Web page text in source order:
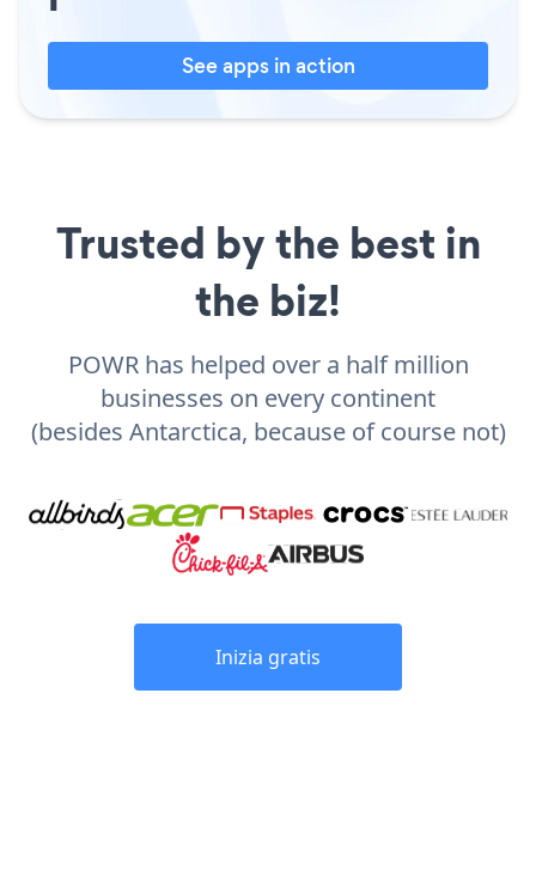
See apps in action
Trusted by the best in
the biz!
POWR has helped over a half million
businesses on every continent
(besides Antarctica, because of course not)
Inizia gratis